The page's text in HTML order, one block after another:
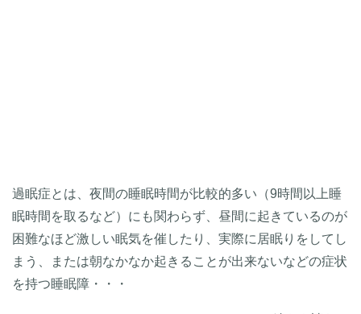
過眠症とは、夜間の睡眠時間が比較的多い（9時間以上睡
眠時間を取るなど）にも関わらず、昼間に起きているのが
困難なほど激しい眠気を催したり、実際に居眠りをしてし
まう、または朝なかなか起きることが出来ないなどの症状
を持つ睡眠障・・・